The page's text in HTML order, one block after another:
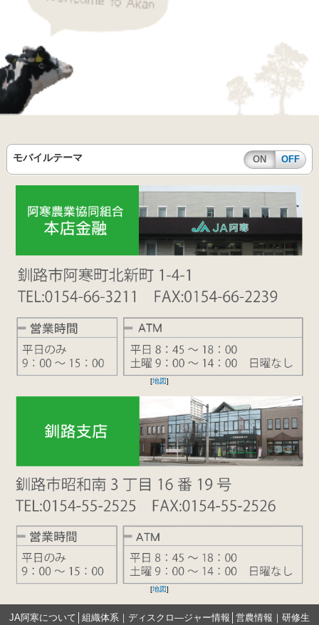
モバイルテーマ ON OFF
[地図]
[地図]
JA阿寒について 組織体系 ｜ ディスクロ―ジャー情報 営農情報 ｜ 研修生